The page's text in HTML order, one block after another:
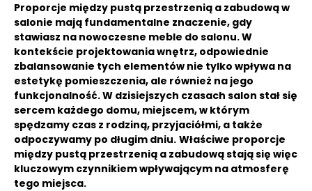
Proporcje między pustą przestrzenią a zabudową w
salonie mają fundamentalne znaczenie, gdy
stawiasz na nowoczesne meble do salonu.W
kontekście projektowania wnętrz, odpowiednie
zbalansowanie tych elementów nie tylko wpływa na
estetykę pomieszczenia, ale również na jego
funkcjonalność.W dzisiejszych czasach salon stał się
sercem każdego domu, miejscem, w którym
spędzamy czas z rodziną, przyjaciółmi, a także
odpoczywamy po długim dniu. Właściwe proporcje
między pustą przestrzenią a zabudową stają się więc
kluczowym czynnikiem wpływającym na atmosferę
tego miejsca.